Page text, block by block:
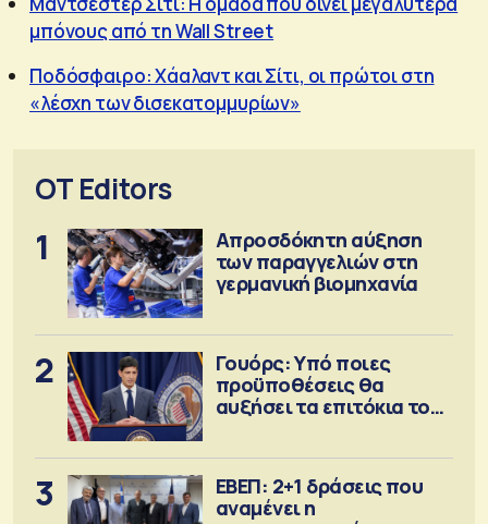
μπόνους από τη Wall Street
Ποδόσφαιρο: Χάαλαντ και Σίτι, οι πρώτοι στη
«λέσχη των δισεκατομμυρίων»
OT Editors
1
Απροσδόκητη αύξηση
των παραγγελιών στη
γερμανική βιομηχανία
2
Γουόρς: Υπό ποιες
προϋποθέσεις θα
αυξήσει τα επιτόκια τον
3
ΕΒΕΠ: 2+1 δράσεις που
αναμένει η